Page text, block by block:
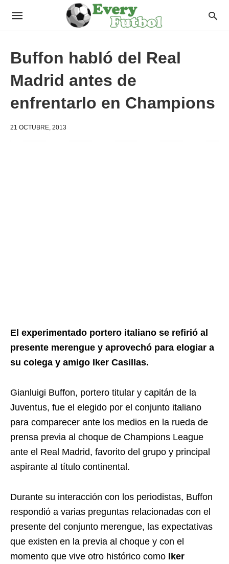
Buffon habló del Real
Madrid antes de
enfrentarlo en Champions
21 OCTUBRE, 2013
El experimentado portero italiano se refirió al
presente merengue y aprovechó para elogiar a
su colega y amigo Iker Casillas.
Gianluigi Buffon, portero titular y capitán de la
Juventus, fue el elegido por el conjunto italiano
para comparecer ante los medios en la rueda de
prensa previa al choque de Champions League
ante el Real Madrid, favorito del grupo y principal
aspirante al título continental.
Durante su interacción con los periodistas, Buffon
respondió a varias preguntas relacionadas con el
presente del conjunto merengue, las expectativas
que existen en la previa al choque y con el
momento que vive otro histórico como Iker